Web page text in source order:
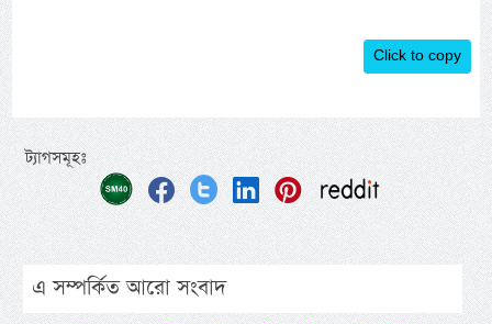
Click to copy
ট্যাগসমূহঃ
এ সম্পর্কিত আরো সংবাদ